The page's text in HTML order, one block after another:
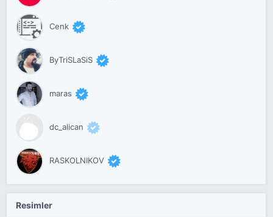
Cenk
ByTriSLaSiS
maras
dc_alican
RASKOLNIKOV
Resimler